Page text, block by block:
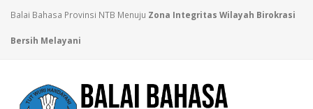
Balai Bahasa Provinsi NTB Menuju Zona Integritas Wilayah Birokrasi
Bersih Melayani